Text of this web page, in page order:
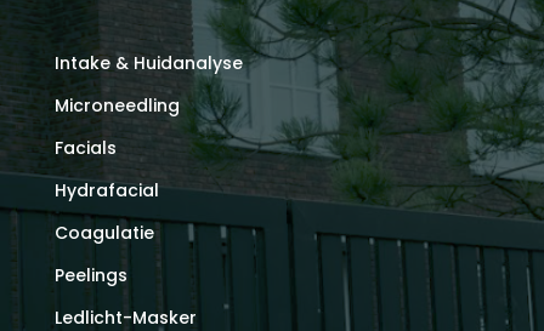
Intake & Huidanalyse
Microneedling
Facials
Hydrafacial
Coagulatie
Peelings
Ledlicht-Masker